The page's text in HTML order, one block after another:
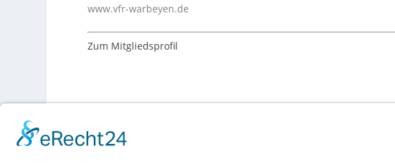
www.vfr-warbeyen.de
Zum Mitgliedsprofil